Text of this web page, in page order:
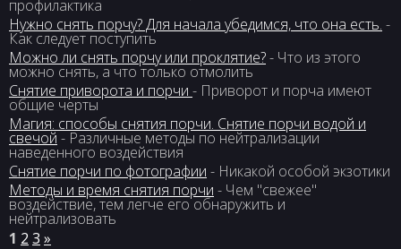
профилактика
Нужно снять порчу? Для начала убедимся, что она есть. -
Как следует поступить
Можно ли снять порчу или проклятие?- Что из этого
можно снять, а что только отмолить
Снятие приворота и порчи - Приворот и порча имеют
общие черты
Магия: способы снятия порчи. Снятие порчи водой и
свечой - Различные методы по нейтрализации
наведенного воздействия
Снятие порчи по фотографии - Никакой особой экзотики
Методы и время снятия порчи - Чем "свежее"
воздействие, тем легче его обнаружить и
нейтрализовать
1 2 3 »